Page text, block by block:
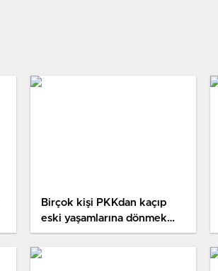
Birçok kişi PKKdan kaçıp
eski yaşamlarına dönmek
istiyor